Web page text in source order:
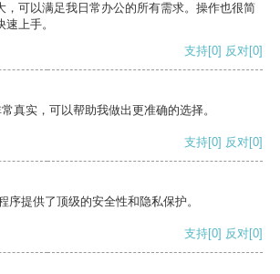
，可以满足我日常办公的所有需求。操作也很简
上手。
支持[0] 反对[0]
真实，可以帮助我做出更准确的选择。
支持[0] 反对[0]
序提供了顶级的安全性和隐私保护。
支持[0] 反对[0]